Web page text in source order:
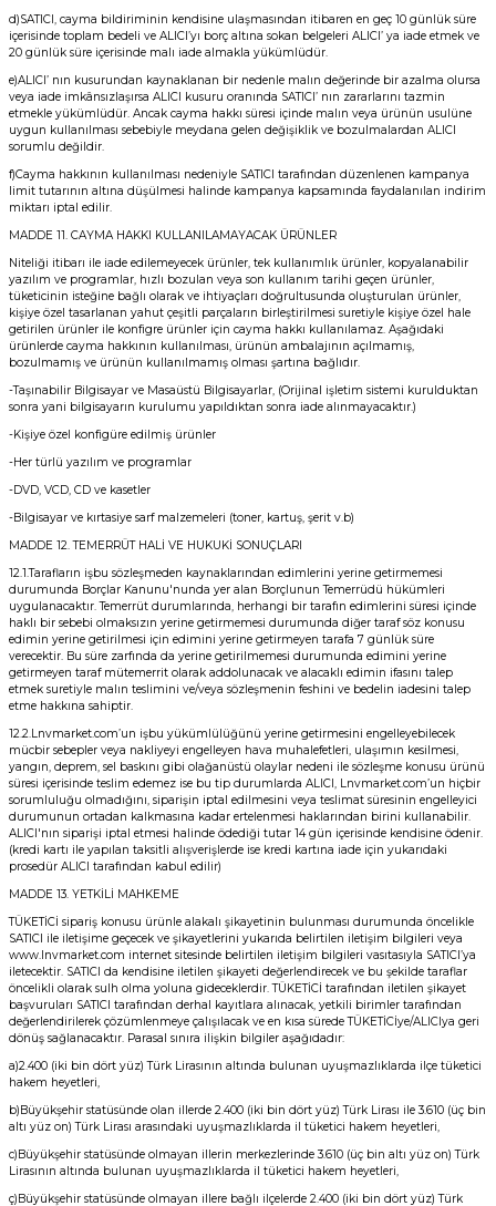
d)SATICI, cayma bildiriminin kendisine ulaşmasından itibaren en geç 10 günlük süre
içerisinde toplam bedeli ve ALICI’yı borç altına sokan belgeleri ALICI’ ya iade etmek ve
20 günlük süre içerisinde malı iade almakla yükümlüdür.
e)ALICI’ nın kusurundan kaynaklanan bir nedenle malın değerinde bir azalma olursa
veya iade imkânsızlaşırsa ALICI kusuru oranında SATICI’ nın zararlarını tazmin
etmekle yükümlüdür. Ancak cayma hakkı süresi içinde malın veya ürünün usulüne
uygun kullanılması sebebiyle meydana gelen değişiklik ve bozulmalardan ALICI
sorumlu değildir.
f)Cayma hakkının kullanılması nedeniyle SATICI tarafından düzenlenen kampanya
limit tutarının altına düşülmesi halinde kampanya kapsamında faydalanılan indirim
miktarı iptal edilir.
MADDE 11. CAYMA HAKKI KULLANILAMAYACAK ÜRÜNLER
Niteliği itibarı ile iade edilemeyecek ürünler, tek kullanımlık ürünler, kopyalanabilir
yazılım ve programlar, hızlı bozulan veya son kullanım tarihi geçen ürünler,
tüketicinin isteğine bağlı olarak ve ihtiyaçları doğrultusunda oluşturulan ürünler,
kişiye özel tasarlanan yahut çeşitli parçaların birleştirilmesi suretiyle kişiye özel hale
getirilen ürünler ile konfigre ürünler için cayma hakkı kullanılamaz. Aşağıdaki
ürünlerde cayma hakkının kullanılması, ürünün ambalajının açılmamış,
bozulmamış ve ürünün kullanılmamış olması şartına bağlıdır.
-Taşınabilir Bilgisayar ve Masaüstü Bilgisayarlar, (Orijinal işletim sistemi kurulduktan
sonra yani bilgisayarın kurulumu yapıldıktan sonra iade alınmayacaktır.)
-Kişiye özel konfigüre edilmiş ürünler
-Her türlü yazılım ve programlar
-DVD, VCD, CD ve kasetler
-Bilgisayar ve kırtasiye sarf malzemeleri (toner, kartuş, şerit v.b)
MADDE 12. TEMERRÜT HALİ VE HUKUKİ SONUÇLARI
12.1.Tarafların işbu sözleşmeden kaynaklarından edimlerini yerine getirmemesi
durumunda Borçlar Kanunu'nunda yer alan Borçlunun Temerrüdü hükümleri
uygulanacaktır. Temerrüt durumlarında, herhangi bir tarafın edimlerini süresi içinde
haklı bir sebebi olmaksızın yerine getirmemesi durumunda diğer taraf söz konusu
edimin yerine getirilmesi için edimini yerine getirmeyen tarafa 7 günlük süre
verecektir. Bu süre zarfında da yerine getirilmemesi durumunda edimini yerine
getirmeyen taraf mütemerrit olarak addolunacak ve alacaklı edimin ifasını talep
etmek suretiyle malın teslimini ve/veya sözleşmenin feshini ve bedelin iadesini talep
etme hakkına sahiptir.
12.2.Lnvmarket.com’un işbu yükümlülüğünü yerine getirmesini engelleyebilecek
mücbir sebepler veya nakliyeyi engelleyen hava muhalefetleri, ulaşımın kesilmesi,
yangın, deprem, sel baskını gibi olağanüstü olaylar nedeni ile sözleşme konusu ürünü
süresi içerisinde teslim edemez ise bu tip durumlarda ALICI, Lnvmarket.com’un hiçbir
sorumluluğu olmadığını, siparişin iptal edilmesini veya teslimat süresinin engelleyici
durumunun ortadan kalkmasına kadar ertelenmesi haklarından birini kullanabilir.
ALICI'nın siparişi iptal etmesi halinde ödediği tutar 14 gün içerisinde kendisine ödenir.
(kredi kartı ile yapılan taksitli alışverişlerde ise kredi kartına iade için yukarıdaki
prosedür ALICI tarafından kabul edilir)
MADDE 13. YETKİLİ MAHKEME
TÜKETİCİ sipariş konusu ürünle alakalı şikayetinin bulunması durumunda öncelikle
SATICI ile iletişime geçecek ve şikayetlerini yukarıda belirtilen iletişim bilgileri veya
www.lnvmarket.com internet sitesinde belirtilen iletişim bilgileri vasıtasıyla SATICI’ya
iletecektir. SATICI da kendisine iletilen şikayeti değerlendirecek ve bu şekilde taraflar
öncelikli olarak sulh olma yoluna gideceklerdir. TÜKETİCİ tarafından iletilen şikayet
başvuruları SATICI tarafından derhal kayıtlara alınacak, yetkili birimler tarafından
değerlendirilerek çözümlenmeye çalışılacak ve en kısa sürede TÜKETİCİye/ALICIya geri
dönüş sağlanacaktır. Parasal sınıra ilişkin bilgiler aşağıdadır:
a)2.400 (iki bin dört yüz) Türk Lirasının altında bulunan uyuşmazlıklarda ilçe tüketici
hakem heyetleri,
b)Büyükşehir statüsünde olan illerde 2.400 (iki bin dört yüz) Türk Lirası ile 3.610 (üç bin
altı yüz on) Türk Lirası arasındaki uyuşmazlıklarda il tüketici hakem heyetleri,
c)Büyükşehir statüsünde olmayan illerin merkezlerinde 3.610 (üç bin altı yüz on) Türk
Lirasının altında bulunan uyuşmazlıklarda il tüketici hakem heyetleri,
ç)Büyükşehir statüsünde olmayan illere bağlı ilçelerde 2.400 (iki bin dört yüz) Türk